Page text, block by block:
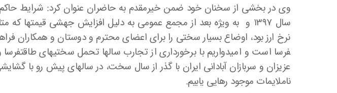
وی در بخشی از سخنان خود ضمن خیرمقدم به حاضران عنوان کرد: شرایط
سال ۱۳۹۷ و به ویژه بعد از مجمع عمومی به دلیل افزایش جهشی قیمتها که
فرسا است و امیدواریم با برخورداری از تجارب سالها تحمل سختی­های
عزیزان و سربازان آبادانی ایران با گذر از سال سخت، در سالهای پیش رو با
ناملایمات موجود رهایی یابیم.